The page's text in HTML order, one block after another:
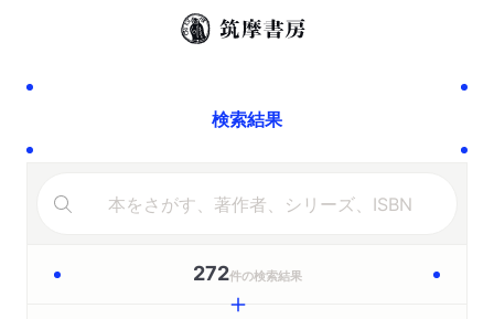
検索結果
272件の検索結果